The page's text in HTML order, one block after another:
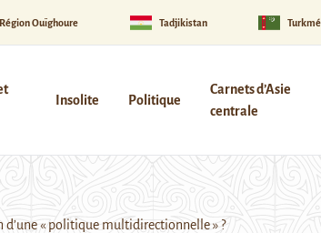
Région Ouïghoure Tadjikistan
Insolite Politique
Carnets d’Asie
centrale
d’une « politique multidirectionnelle » ?